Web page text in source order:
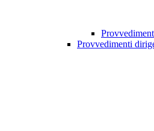
Provvedimenti